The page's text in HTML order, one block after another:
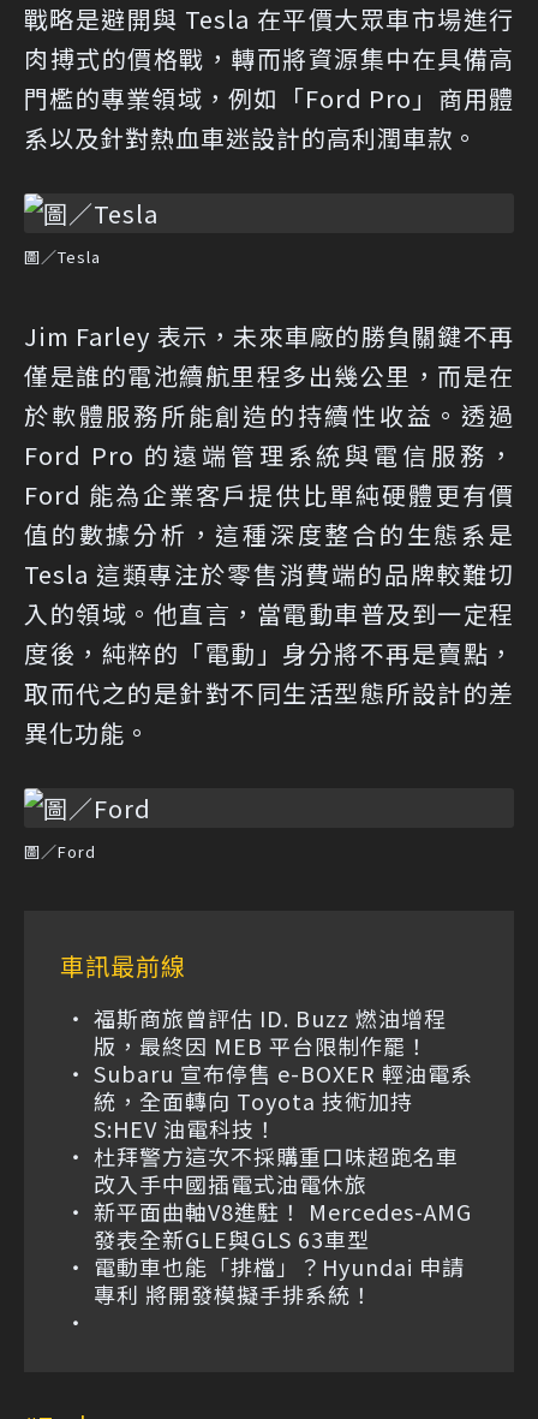
戰略是避開與 Tesla 在平價大眾車市場進行
肉搏式的價格戰，轉而將資源集中在具備高
門檻的專業領域，例如「Ford Pro」商用體
系以及針對熱血車迷設計的高利潤車款。
圖／Tesla
Jim Farley 表示，未來車廠的勝負關鍵不再
僅是誰的電池續航里程多出幾公里，而是在
於軟體服務所能創造的持續性收益。透過
Ford Pro 的遠端管理系統與電信服務，
Ford 能為企業客戶提供比單純硬體更有價
值的數據分析，這種深度整合的生態系是
Tesla 這類專注於零售消費端的品牌較難切
入的領域。他直言，當電動車普及到一定程
度後，純粹的「電動」身分將不再是賣點，
取而代之的是針對不同生活型態所設計的差
異化功能。
圖／Ford
車訊最前線
福斯商旅曾評估 ID. Buzz 燃油增程
版，最終因 MEB 平台限制作罷！
Subaru 宣布停售 e-BOXER 輕油電系
統，全面轉向 Toyota 技術加持
S:HEV 油電科技！
杜拜警方這次不採購重口味超跑名車
改入手中國插電式油電休旅
新平面曲軸V8進駐！ Mercedes-AMG
發表全新GLE與GLS 63車型
電動車也能「排檔」？Hyundai 申請
專利 將開發模擬手排系統！